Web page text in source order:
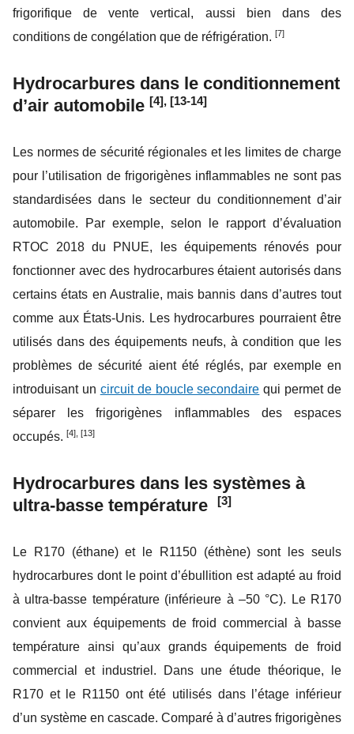
frigorifique de vente vertical, aussi bien dans des
conditions de congélation que de réfrigération. [7]
Hydrocarbures dans le conditionnement
d’air automobile [4], [13-14]
Les normes de sécurité régionales et les limites de charge
pour l’utilisation de frigorigènes inflammables ne sont pas
standardisées dans le secteur du conditionnement d’air
automobile. Par exemple, selon le rapport d’évaluation
RTOC 2018 du PNUE, les équipements rénovés pour
fonctionner avec des hydrocarbures étaient autorisés dans
certains états en Australie, mais bannis dans d’autres tout
comme aux États-Unis. Les hydrocarbures pourraient être
utilisés dans des équipements neufs, à condition que les
problèmes de sécurité aient été réglés, par exemple en
introduisant un circuit de boucle secondaire qui permet de
séparer les frigorigènes inflammables des espaces
occupés. [4], [13]
Hydrocarbures dans les systèmes à
ultra-basse température
[3]
Le R170 (éthane) et le R1150 (éthène) sont les seuls
hydrocarbures dont le point d’ébullition est adapté au froid
à ultra-basse température (inférieure à –50 °C). Le R170
convient aux équipements de froid commercial à basse
température ainsi qu’aux grands équipements de froid
commercial et industriel. Dans une étude théorique, le
R170 et le R1150 ont été utilisés dans l’étage inférieur
d’un système en cascade. Comparé à d’autres frigorigènes